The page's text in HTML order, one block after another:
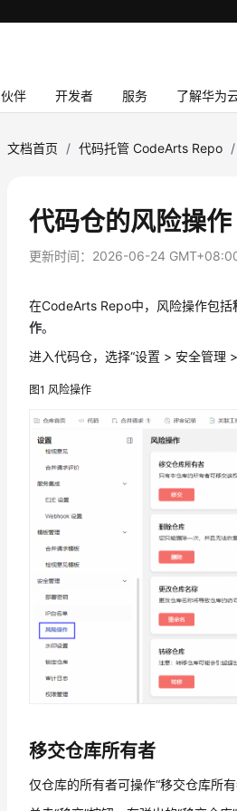
伙伴 开发者 服务 了解华为
文档首页 / 代码托管 CodeArts Repo /
代码仓的风险操作
更新时间： 2026-06-24
在CodeArts Repo中，风险操作包括
作。
进入代码仓，选择“设置 > 安全管理
图1 风险操作
移交仓库所有者
仅仓库的所有者可操作“移交仓库所